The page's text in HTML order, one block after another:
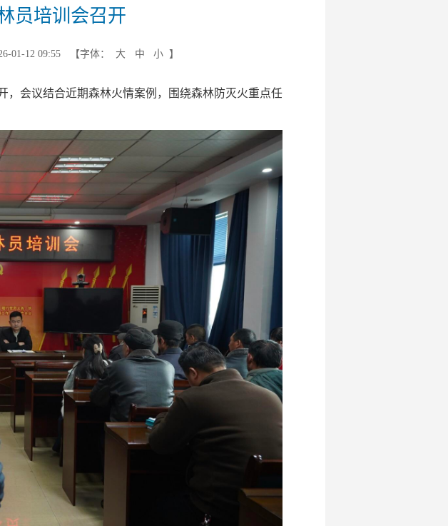
员培训会召开
01-12 09:55 【字体： 大 中 小 】
，会议结合近期森林火情案例，围绕森林防灭火重点任